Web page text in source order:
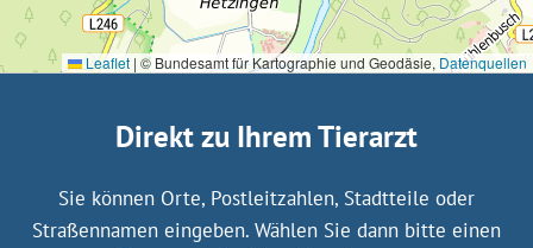
Leaflet | © Bundesamt für Kartographie und Geodäsie, Datenquellen
Direkt zu Ihrem Tierarzt
Sie können Orte, Postleitzahlen, Stadtteile oder
Straßennamen eingeben. Wählen Sie dann bitte einen